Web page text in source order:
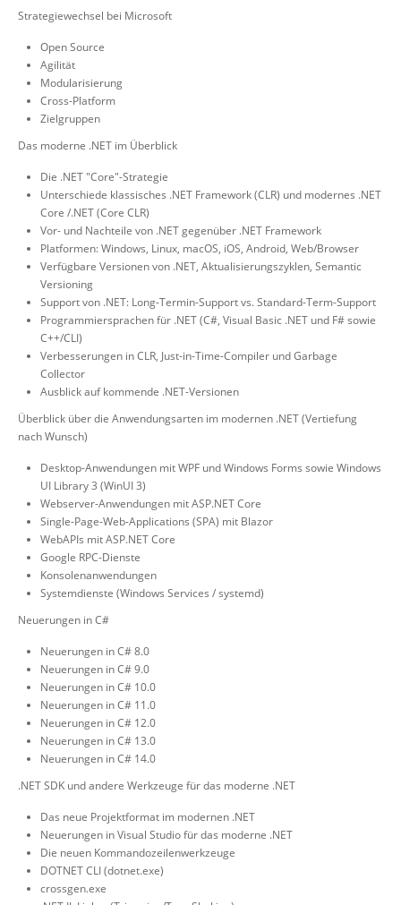
Strategiewechsel bei Microsoft
Open Source
Agilität
Modularisierung
Cross-Platform
Zielgruppen
Das moderne .NET im Überblick
Die .NET "Core"-Strategie
Unterschiede klassisches .NET Framework (CLR) und modernes .NET
Core /.NET (Core CLR)
Vor- und Nachteile von .NET gegenüber .NET Framework
Platformen: Windows, Linux, macOS, iOS, Android, Web/Browser
Verfügbare Versionen von .NET, Aktualisierungszyklen, Semantic
Versioning
Support von .NET: Long-Termin-Support vs. Standard-Term-Support
Programmiersprachen für .NET (C#, Visual Basic .NET und F# sowie
C++/CLI)
Verbesserungen in CLR, Just-in-Time-Compiler und Garbage
Collector
Ausblick auf kommende .NET-Versionen
Überblick über die Anwendungsarten im modernen .NET (Vertiefung
nach Wunsch)
Desktop-Anwendungen mit WPF und Windows Forms sowie Windows
UI Library 3 (WinUI 3)
Webserver-Anwendungen mit ASP.NET Core
Single-Page-Web-Applications (SPA) mit Blazor
WebAPIs mit ASP.NET Core
Google RPC-Dienste
Konsolenanwendungen
Systemdienste (Windows Services / systemd)
Neuerungen in C#
Neuerungen in C# 8.0
Neuerungen in C# 9.0
Neuerungen in C# 10.0
Neuerungen in C# 11.0
Neuerungen in C# 12.0
Neuerungen in C# 13.0
Neuerungen in C# 14.0
.NET SDK und andere Werkzeuge für das moderne .NET
Das neue Projektformat im modernen .NET
Neuerungen in Visual Studio für das moderne .NET
Die neuen Kommandozeilenwerkzeuge
DOTNET CLI (dotnet.exe)
crossgen.exe